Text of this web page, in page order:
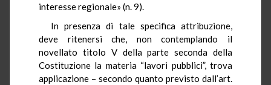
interesse regionale» (n. 9).
In presenza di tale specifica attribuzione,
deve ritenersi che, non contemplando il
novellato titolo V della parte seconda della
Costituzione la materia “lavori pubblici”, trova
applicazione – secondo quanto previsto dall’art.